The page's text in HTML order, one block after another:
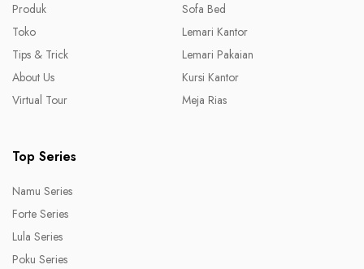
Produk
Toko
Tips & Trick
About Us
Virtual Tour
Sofa Bed
Lemari Kantor
Lemari Pakaian
Kursi Kantor
Meja Rias
Top Series
Namu Series
Forte Series
Lula Series
Poku Series